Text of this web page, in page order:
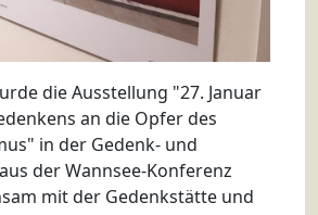
die Ausstellung "27. Januar
an die Opfer des
in der Gedenk- und
der Wannsee-Konferenz
mit der Gedenkstätte und